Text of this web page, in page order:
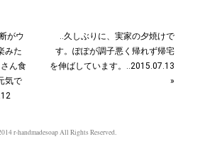
がウ
みた
ん食
気で
‥久しぶりに、実家の夕焼けで
す。ぽぽが調子悪く帰れず帰宅
を伸ばしています。‥2015.07.13
»
r-handmadesoap All Rights Reserved.